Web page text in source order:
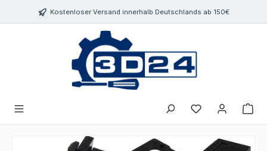
springenKostenloser Versand innerhalb Deutschlands ab 150€